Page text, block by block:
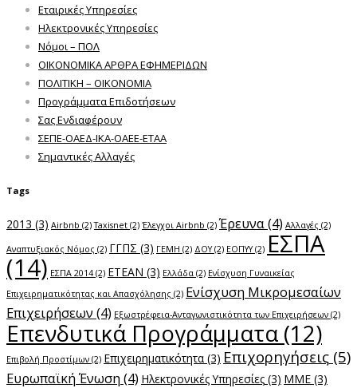
Εταιρικές Υπηρεσίες
Ηλεκτρονικές Υπηρεσίες
Νόμοι – ΠΟΛ
ΟΙΚΟΝΟΜΙΚΑ ΑΡΘΡΑ ΕΦΗΜΕΡΙΔΩΝ
ΠΟΛΙΤΙΚΗ – ΟΙΚΟΝΟΜΙΑ
Προγράμματα Επιδοτήσεων
Σας Ενδιαφέρουν
ΣΕΠΕ-ΟΑΕΔ-ΙΚΑ-ΟΑΕΕ-ΕΤΑΑ
Σημαντικές Αλλαγές
Tags
2013 (3) Airbnb (2) Taxisnet (2) Έλεγχοι Airbnb (2) Έρευνα(4) Αλλαγές (2)
Αναπτυξιακός Νόμος (2) ΓΓΠΣ (3) ΓΕΜΗ (2) ΔΟΥ(2) ΕΟΠΥΥ(2) ΕΣΠΑ
(14) ΕΣΠΑ 2014 (2) ΕΤΕΑΝ (3) Ελλάδα (2) Ενίσχυση Γυναικείας
Επιχειρηματικότητας και Απασχόλησης (2) Ενίσχυση Μικρομεσαίων
Επιχειρήσεων (4) Εξωστρέφεια-Ανταγωνιστικότητα των Επιχειρήσεων (2)
Επενδυτικά Προγράμματα (12)
Επιβολή Προστίμων (2) Επιχειρηματικότητα (3) Επιχορηγήσεις (5)
Ευρωπαϊκή Ένωση(4) Ηλεκτρονικές Υπηρεσίες (3) ΜΜΕ (3)